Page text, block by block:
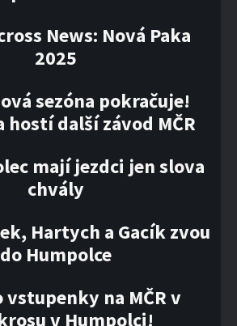
News: Nová Paka
2025
sezóna pokračuje!
hostí další závod MČR
mají jezdci jen slova
chvály
Hartych a Gacík zvou
do Humpolce
vstupenky na MČR v
v Humpolci!